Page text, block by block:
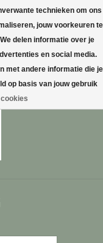
0 Artikelen - €0,00
technieken om ons
jouw voorkeuren te
delen informatie over je
en social media.
met andere informatie die je
op basis van jouw gebruik
cookies